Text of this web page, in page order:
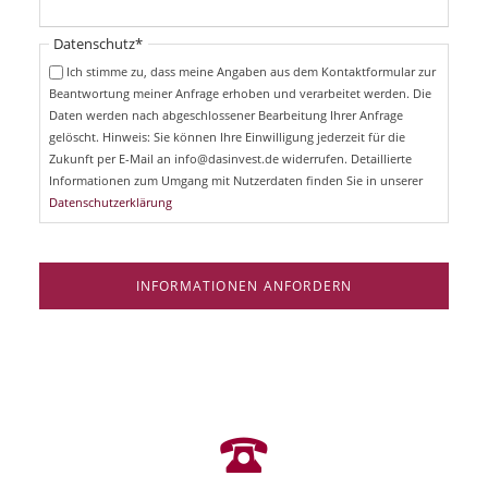
t
f
i
Pflichtfeld
Datenschutz*
Ich stimme zu, dass meine Angaben aus dem Kontaktformular zur
Beantwortung meiner Anfrage erhoben und verarbeitet werden. Die
Daten werden nach abgeschlossener Bearbeitung Ihrer Anfrage
gelöscht. Hinweis: Sie können Ihre Einwilligung jederzeit für die
Zukunft per E-Mail an info@dasinvest.de widerrufen. Detaillierte
Informationen zum Umgang mit Nutzerdaten finden Sie in unserer
Datenschutzerklärung
INFORMATIONEN ANFORDERN